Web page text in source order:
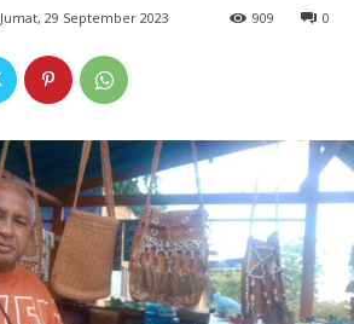
Jumat, 29 September 2023 0
909